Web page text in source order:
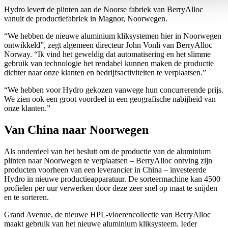
Hydro levert de plinten aan de Noorse fabriek van BerryAlloc
vanuit de productiefabriek in Magnor, Noorwegen.
“We hebben de nieuwe aluminium kliksystemen hier in Noorwegen
ontwikkeld”, zegt algemeen directeur John Vonli van BerryAlloc
Norway. “Ik vind het geweldig dat automatisering en het slimme
gebruik van technologie het rendabel kunnen maken de productie
dichter naar onze klanten en bedrijfsactiviteiten te verplaatsen.”
“We hebben voor Hydro gekozen vanwege hun concurrerende prijs.
We zien ook een groot voordeel in een geografische nabijheid van
onze klanten.”
Van China naar Noorwegen
Als onderdeel van het besluit om de productie van de aluminium
plinten naar Noorwegen te verplaatsen – BerryAlloc ontving zijn
producten voorheen van een leverancier in China – investeerde
Hydro in nieuwe productieapparatuur. De sorteermachine kan 4500
profielen per uur verwerken door deze zeer snel op maat te snijden
en te sorteren.
Grand Avenue, de nieuwe HPL-vloerencollectie van BerryAlloc
maakt gebruik van het nieuwe aluminium kliksysteem. Ieder